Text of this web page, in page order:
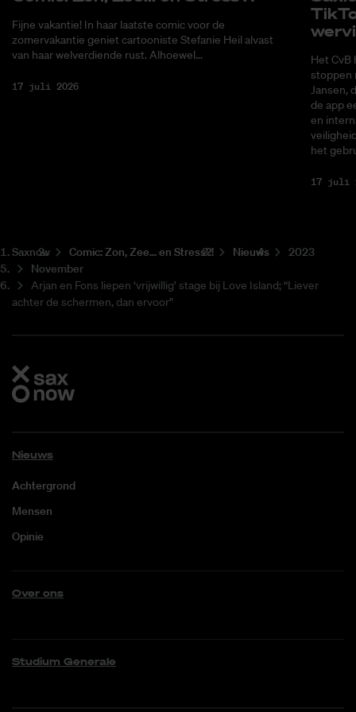
Fijne vakantie! In haar laatste comic voor de
zomervakantie geniet cartooniste Stefanie Heil alvast
van haar welverdiende rust. Alhoewel...
17 juli 2026
Het CvB
stoppen
Jansen,
de app
en
het
17 juli
Saxnow Co­mic: Zon, Zee... en Stress?! Nieuws
2023
November
Arjan en Fons liepen ‘vrijwillig’ stage bij Love Island; “Liever
achter de schermen, dan ervoor”
Nieuws
Achtergrond
Mensen
Opinie
Over ons
Studium Generale